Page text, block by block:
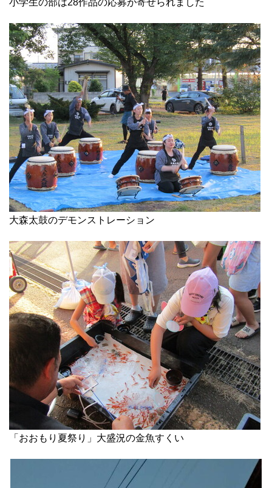
大森太鼓のデモンストレーション
「おおもり夏祭り」大盛況の金魚すくい